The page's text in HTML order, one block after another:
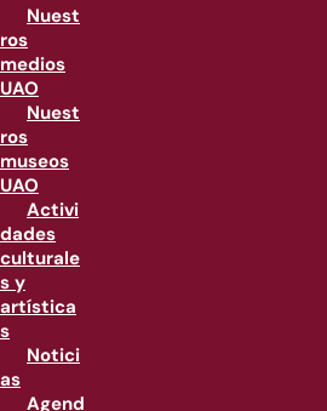
Nuest
ros
medios
UAO
Nuest
ros
museos
UAO
Activi
dades
culturale
s y
artística
s
Notici
as
Agend